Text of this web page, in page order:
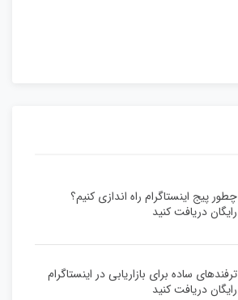
چطور پیج اینستاگرام راه اندازی کنیم؟
رایگان دریافت کنید
ترفندهای ساده برای بازاریابی در اینستاگرام
رایگان دریافت کنید